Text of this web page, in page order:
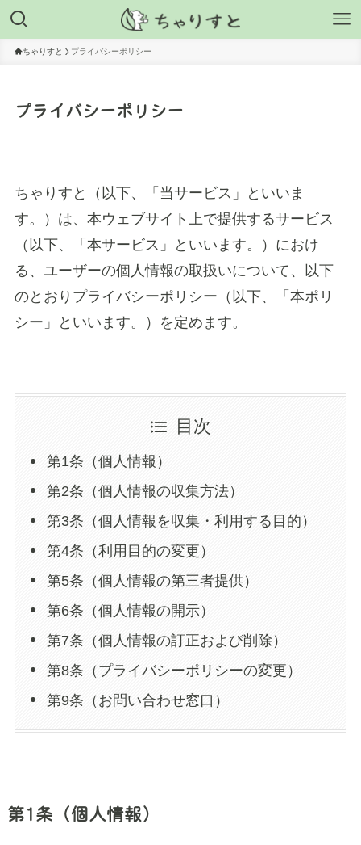
ちゃりすと プライバシーポリシー
プライバシーポリシー
ちゃりすと（以下、「当サービス」といいま
す。）は、本ウェブサイト上で提供するサービス
（以下、「本サービス」といいます。）におけ
る、ユーザーの個人情報の取扱いについて、以下
のとおりプライバシーポリシー（以下、「本ポリ
シー」といいます。）を定めます。
目次
第1条（個人情報）
第2条（個人情報の収集方法）
第3条（個人情報を収集・利用する目的）
第4条（利用目的の変更）
第5条（個人情報の第三者提供）
第6条（個人情報の開示）
第7条（個人情報の訂正および削除）
第8条（プライバシーポリシーの変更）
第9条（お問い合わせ窓口）
第1条（個人情報）